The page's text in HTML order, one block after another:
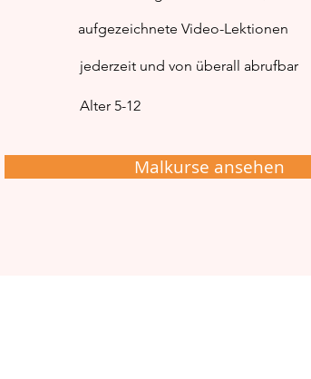
aufgezeichnete Video-Lektionen
jederzeit und von überall abrufbar
Alter 5-12
Malkurse ansehen